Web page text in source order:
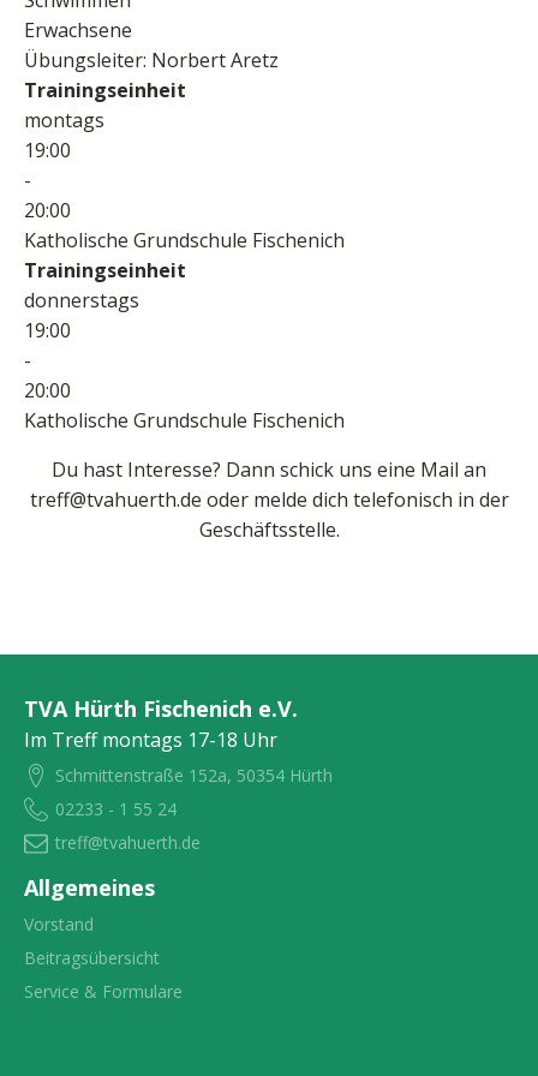
Erwachsene
Übungsleiter: Norbert Aretz
Trainingseinheit
montags
19:00
-
20:00
Katholische Grundschule Fischenich
Trainingseinheit
donnerstags
19:00
-
20:00
Katholische Grundschule Fischenich
Du hast Interesse? Dann schick uns eine Mail an
treff@tvahuerth.de oder melde dich telefonisch in der
Geschäftsstelle.
TVA Hürth Fischenich e.V.
Im Treff montags 17-18 Uhr
Schmittenstraße 152a, 50354 Hürth
02233 - 1 55 24
treff@tvahuerth.de
Allgemeines
Vorstand
Beitragsübersicht
Service & Formulare